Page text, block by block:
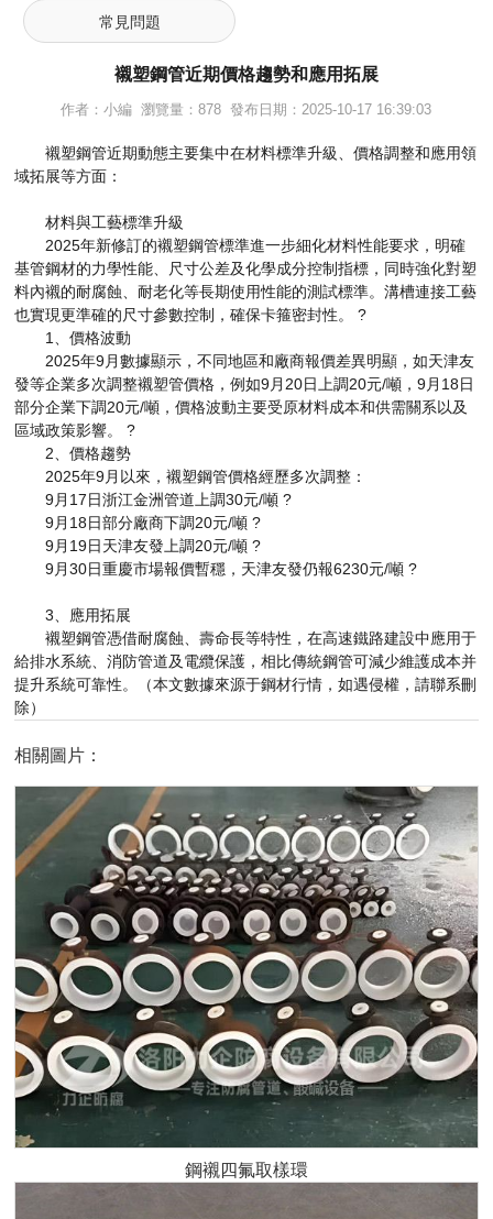
常見問題
襯塑鋼管近期價格趨勢和應用拓展
作者：小編 瀏覽量：878 發布日期：2025-10-17 16:39:03
襯塑鋼管近期動態主要集中在材料標準升級、價格調整和應用領
域拓展等方面：
材料與工藝標準升級
2025年新修訂的襯塑鋼管標準進一步細化材料性能要求，明確
基管鋼材的力學性能、尺寸公差及化學成分控制指標，同時強化對塑
料內襯的耐腐蝕、耐老化等長期使用性能的測試標準。溝槽連接工藝
也實現更準確的尺寸參數控制，確保卡箍密封性。 ?
1、價格波動
2025年9月數據顯示，不同地區和廠商報價差異明顯，如天津友
發等企業多次調整襯塑管價格，例如9月20日上調20元/噸，9月18日
部分企業下調20元/噸，價格波動主要受原材料成本和供需關系以及
區域政策影響。 ?
2、價格趨勢
2025年9月以來，襯塑鋼管價格經歷多次調整：
9月17日浙江金洲管道上調30元/噸 ?
9月18日部分廠商下調20元/噸 ?
9月19日天津友發上調20元/噸 ?
9月30日重慶市場報價暫穩，天津友發仍報6230元/噸 ?
3、應用拓展
襯塑鋼管憑借耐腐蝕、壽命長等特性，在高速鐵路建設中應用于
給排水系統、消防管道及電纜保護，相比傳統鋼管可減少維護成本并
提升系統可靠性。（本文數據來源于鋼材行情，如遇侵權，請聯系刪
除）
相關圖片：
鋼襯四氟取樣環